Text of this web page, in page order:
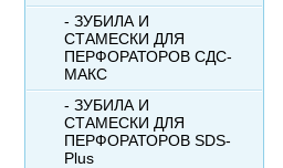
- ЗУБИЛА И
СТАМЕСКИ ДЛЯ
ПЕРФОРАТОРОВ СДС-
МАКС
- ЗУБИЛА И
СТАМЕСКИ ДЛЯ
ПЕРФОРАТОРОВ SDS-
Plus